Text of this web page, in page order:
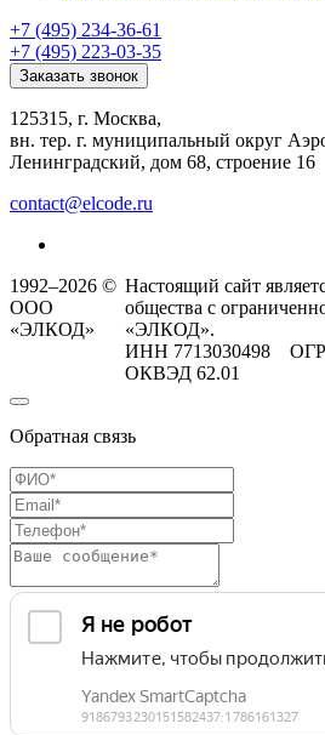
+7 (495) 234-36-61
+7 (495) 223-03-35
Заказать звонок
125315, г. Москва,
вн. тер. г. муниципальный округ
Ленинградский, дом 68, строение 16
contact@elcode.ru
1992–2026 ©
ООО
«ЭЛКОД»
Настоящий сайт
общества с
«ЭЛКОД».
ИНН 7713030498
ОКВЭД 62.01
Обратная связь